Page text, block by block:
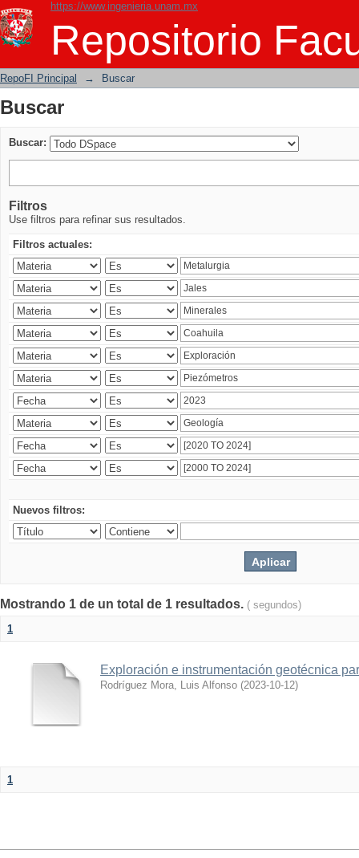
https://www.ingenieria.unam.mx
Repositorio
Buscar
RepoFI Principal → Buscar
Buscar
Buscar:
Filtros
Use filtros para refinar sus resultados.
Filtros actuales:
Nuevos filtros:
Mostrando 1 de un total de 1 resultados. ( segundos)
1
Exploración e instrumentación geotécnica
Rodríguez Mora, Luis Alfonso (2023-10-12)
1